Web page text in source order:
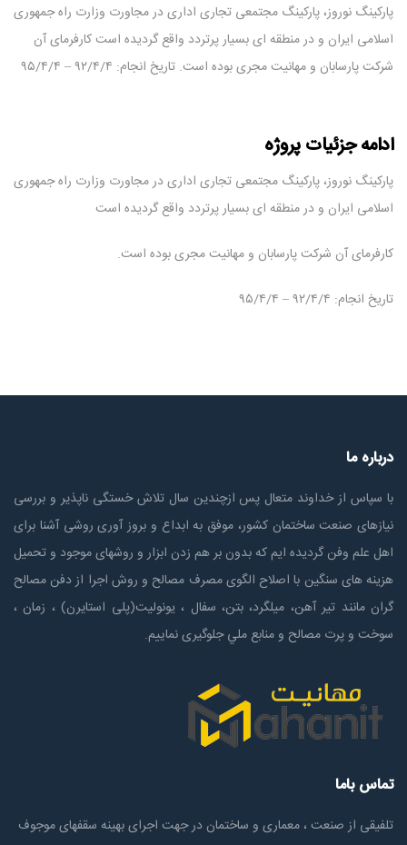
پارکینگ نوروز، پارکینگ مجتمعی تجاری اداری در مجاورت وزارت راه جمهوری
اسلامی ایران و در منطقه ای بسیار پرتردد واقع گردیده است کارفرمای آن
شرکت پارسابان و مهانیت مجری بوده است. تاریخ انجام: ۹۲/۴/۴ – ۹۵/۴/۴
ادامه جزئیات پروژه
پارکینگ نوروز، پارکینگ مجتمعی تجاری اداری در مجاورت وزارت راه جمهوری
اسلامی ایران و در منطقه ای بسیار پرتردد واقع گردیده است
کارفرمای آن شرکت پارسابان و مهانیت مجری بوده است.
تاریخ انجام: ۹۲/۴/۴ – ۹۵/۴/۴
درباره ما
با سپاس از خداوند متعال پس ازچندين سال تلاش خستگی ناپذير و بررسی
نیازهای صنعت ساختمان كشور، موفق به ابداع و بروز آوری روشی آشنا برای
اهل علم وفن گردیده ایم که بدون بر هم زدن ابزار و روشهای موجود و تحمیل
هزینه های سنگین با اصلاح الگوی مصرف مصالح و روش اجرا از دفن مصالح
گران مانند تیر آهن، میلگرد، بتن، سفال ، یونولیت(پلی استايرن) ، زمان ،
سوخت و پرت مصالح و منابع ملي جلوگیری نماییم.
تماس باما
تلفیقی از صنعت ، معماری و ساختمان در جهت اجرای بهینه سقفهای موجوف